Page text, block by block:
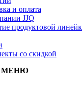
и оплата
JJQ
продуктовой
со скидкой
МЕНЮ